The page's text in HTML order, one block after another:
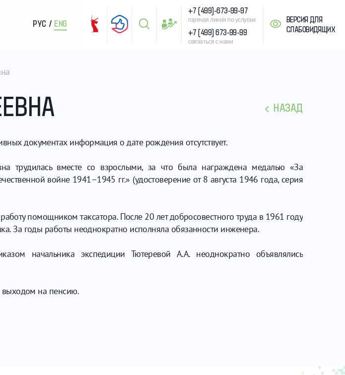
РУС / ENG
+7 (499)-673-99-97
горячая линия по услугам
+7 (499) 673-99-99
связаться с нами
ВЕРСИЯ ДЛЯ
СЛАБОВИДЯЩИХ
НАЗАД
документах информация о дате рождения отсутствует.
трудилась вместе со взрослыми, за что была награждена медалью «За
войне 1941–1945 гг.» (удостоверение от 8 августа 1946 года, серия
помощником таксатора. После 20 лет добросовестного труда в 1961 году
За годы работы неоднократно исполняла обязанности инженера.
начальника экспедиции Тютеревой А.А. неоднократно объявлялись
выходом на пенсию.